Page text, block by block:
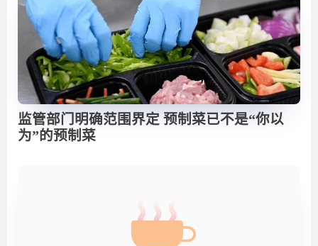
监管部门明确范围界定 预制菜已不是“你以
为”的预制菜